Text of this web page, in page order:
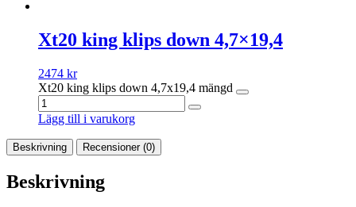
Xt20 king klips down 4,7×19,4
2474 kr
Xt20 king klips down 4,7x19,4 mängd
Lägg till i varukorg
Beskrivning Recensioner (0)
Beskrivning